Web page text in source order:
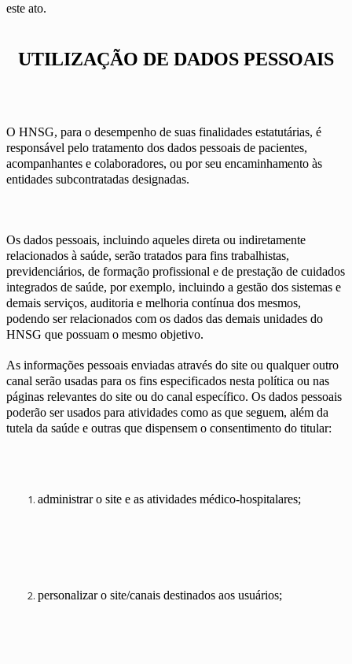
este ato.
UTILIZAÇÃO DE DADOS PESSOAIS
O HNSG, para o desempenho de suas finalidades estatutárias, é
responsável pelo tratamento dos dados pessoais de pacientes,
acompanhantes e colaboradores, ou por seu encaminhamento às
entidades subcontratadas designadas.
Os dados pessoais, incluindo aqueles direta ou indiretamente
relacionados à saúde, serão tratados para fins trabalhistas,
previdenciários, de formação profissional e de prestação de cuidados
integrados de saúde, por exemplo, incluindo a gestão dos sistemas e
demais serviços, auditoria e melhoria contínua dos mesmos,
podendo ser relacionados com os dados das demais unidades do
HNSG que possuam o mesmo objetivo.
As informações pessoais enviadas através do site ou qualquer outro
canal serão usadas para os fins especificados nesta política ou nas
páginas relevantes do site ou do canal específico. Os dados pessoais
poderão ser usados para atividades como as que seguem, além da
tutela da saúde e outras que dispensem o consentimento do titular:
administrar o site e as atividades médico-hospitalares;
personalizar o site/canais destinados aos usuários;